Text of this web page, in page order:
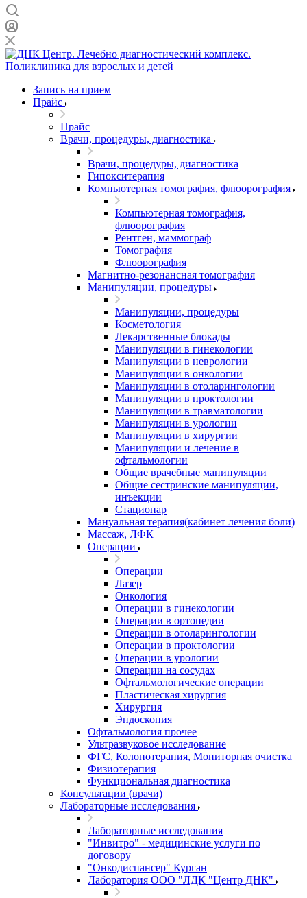
Запись на прием
Прайс
Прайс
Врачи, процедуры, диагностика
Врачи, процедуры, диагностика
Гипокситерапия
Компьютерная томография, флюорография
Компьютерная томография,
флюорография
Рентген, маммограф
Томография
Флюорография
Магнитно-резонансная томография
Манипуляции, процедуры
Манипуляции, процедуры
Косметология
Лекарственные блокады
Манипуляции в гинекологии
Манипуляции в неврологии
Манипуляции в онкологии
Манипуляции в отоларингологии
Манипуляции в проктологии
Манипуляции в травматологии
Манипуляции в урологии
Манипуляции в хирургии
Манипуляции и лечение в
офтальмологии
Общие врачебные манипуляции
Общие сестринские манипуляции,
инъекции
Стационар
Мануальная терапия(кабинет лечения боли)
Массаж, ЛФК
Операции
Операции
Лазер
Онкология
Операции в гинекологии
Операции в ортопедии
Операции в отоларингологии
Операции в проктологии
Операции в урологии
Операции на сосудах
Офтальмологические операции
Пластическая хирургия
Хирургия
Эндоскопия
Офтальмология прочее
Ультразвуковое исследование
ФГС, Колонотерапия, Мониторная очистка
Физиотерапия
Функциональная диагностика
Консультации (врачи)
Лабораторные исследования
Лабораторные исследования
"Инвитро" - медицинские услуги по
договору
"Онкодиспансер" Курган
Лаборатория ООО "ЛДК "Центр ДНК"